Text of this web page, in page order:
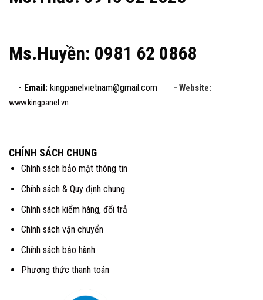
Ms.Huyền: 0981 62 0868
- Email: kingpanelvietnam@gmail.com - Website:
www.kingpanel.vn
CHÍNH SÁCH CHUNG
Chính sách bảo mật thông tin
Chính sách & Quy định chung
Chính sách kiểm hàng, đổi trả
Chính sách vận chuyển
Chính sách bảo hành.
Phương thức thanh toán